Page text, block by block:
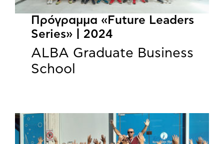
Πρόγραμμα «Future Leaders
Series» | 2024
ALBA Graduate Business
School